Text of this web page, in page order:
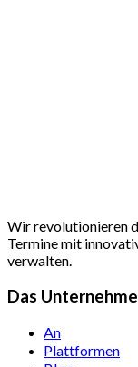
Wir revolutionieren
Termine mit
verwalten.
Das
An
Plattformen